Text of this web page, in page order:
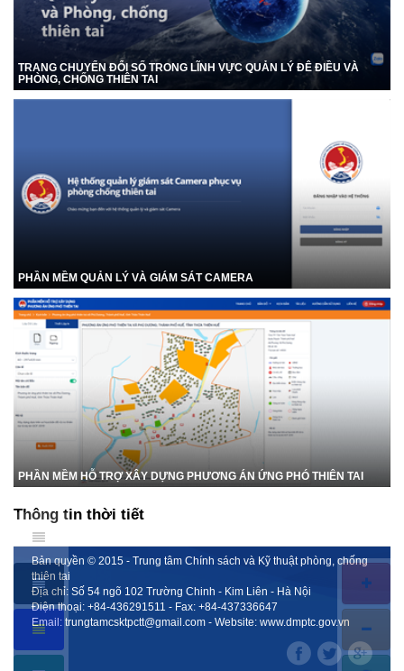
TRANG CHUYỂN ĐỔI SỐ TRONG LĨNH VỰC QUẢN LÝ ĐÊ ĐIỀU VÀ
PHÒNG, CHỐNG THIÊN TAI
PHẦN MỀM QUẢN LÝ VÀ GIÁM SÁT CAMERA
PHẦN MỀM HỖ TRỢ XÂY DỰNG PHƯƠNG ÁN ỨNG PHÓ THIÊN TAI
Thông tin thời tiết
Bản quyền © 2015 - Trung tâm Chính sách và Kỹ thuật phòng, chống
thiên tai
Địa chỉ: Số 54 ngõ 102 Trường Chinh - Kim Liên - Hà Nội
Điện thoại: +84-436291511 - Fax: +84-437336647
Email: trungtamcsktpctt@gmail.com - Website: www.dmptc.gov.vn